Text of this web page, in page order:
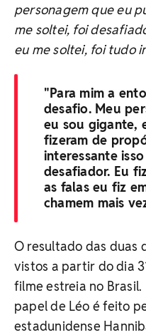
personagem que eu
me soltei, foi
eu me soltei, foi tudo
"Para mim a
desafio. Meu
eu sou gigante,
fizeram de
interessante
desafiador. Eu
as falas eu fiz
chamem mais
O resultado das duas
vistos a partir do dia
filme estreia no
papel de Léo é feito
estadunidense